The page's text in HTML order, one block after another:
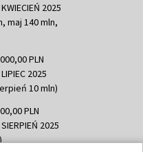
2025
maj 140 mln,
PLN
2025
10 mln)
PLN
2025